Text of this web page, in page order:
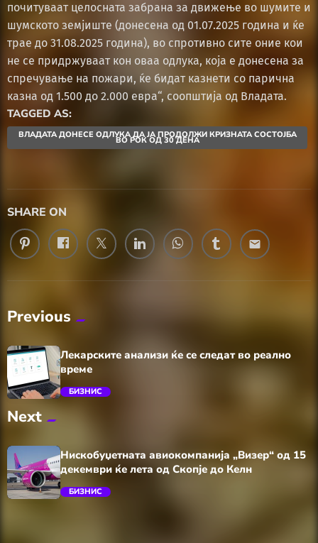
почитуваат целосната забрана за движење во шумите и
шумското земјиште (донесена од 01.07.2025 година и ќе
трае до 31.08.2025 година), во спротивно сите оние кои
не се придржуваат кон оваа одлука, која е донесена за
спречување на пожари, ќе бидат казнети со парична
казна од 1.500 до 2.000 евра“, соопштија од Владата.
TAGGED AS:
ВЛАДАТА ДОНЕСЕ ОДЛУКА ДА ЈА ПРОДОЛЖИ КРИЗНАТА СОСТОЈБА
ВО РОК ОД 30 ДЕНА
SHARE ON
email
Previous
trending_flat
Лекарските анализи ќе се следат во реално
време
БИЗНИС
Next
Нискобуџетната авиокомпанија „Визер“ од 15
декември ќе лета од Скопје до Келн
БИЗНИС